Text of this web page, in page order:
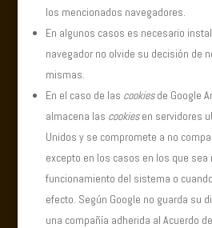
los mencionados navegadores.
En algunos casos es necesario
navegador no olvide su decisión de
mismas.
En el caso de las cookiesde Google
almacena las cookiesen servidores
Unidos y se compromete a no
excepto en los casos en los que sea
funcionamiento del sistema o
efecto. Según Google no guarda su
una compañía adherida al Acuerdo